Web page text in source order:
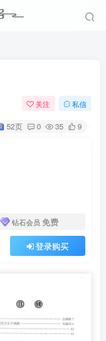
关注 私信
52页 0 35 9
钻石会员 免费
登录购买